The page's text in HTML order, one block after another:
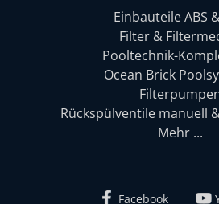
Einbauteile ABS
Filter &
Pooltechnik-
Ocean Brick
Rückspülventile manuell
Mehr ...
Facebook